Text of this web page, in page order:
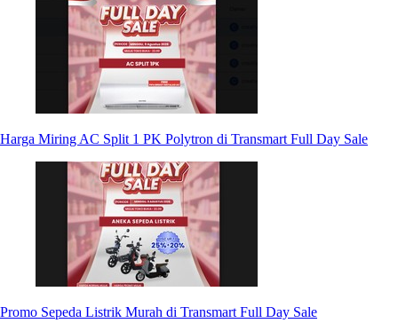
Harga Miring AC Split 1 PK Polytron di Transmart Full Day Sale
Promo Sepeda Listrik Murah di Transmart Full Day Sale